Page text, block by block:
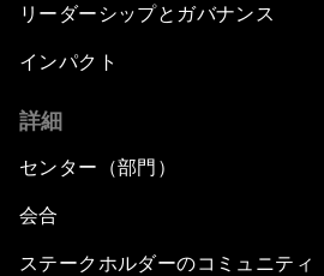
リーダーシップとガバナンス
インパクト
詳細
センター（部門）
会合
ステークホルダーのコミュニティ